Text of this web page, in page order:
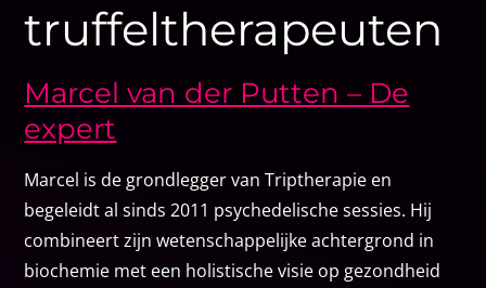
truffeltherapeuten
Marcel van der Putten – De
expert
Marcel is de grondlegger van Triptherapie en
begeleidt al sinds 2011 psychedelische sessies. Hij
combineert zijn wetenschappelijke achtergrond in
biochemie met een holistische visie op gezondheid